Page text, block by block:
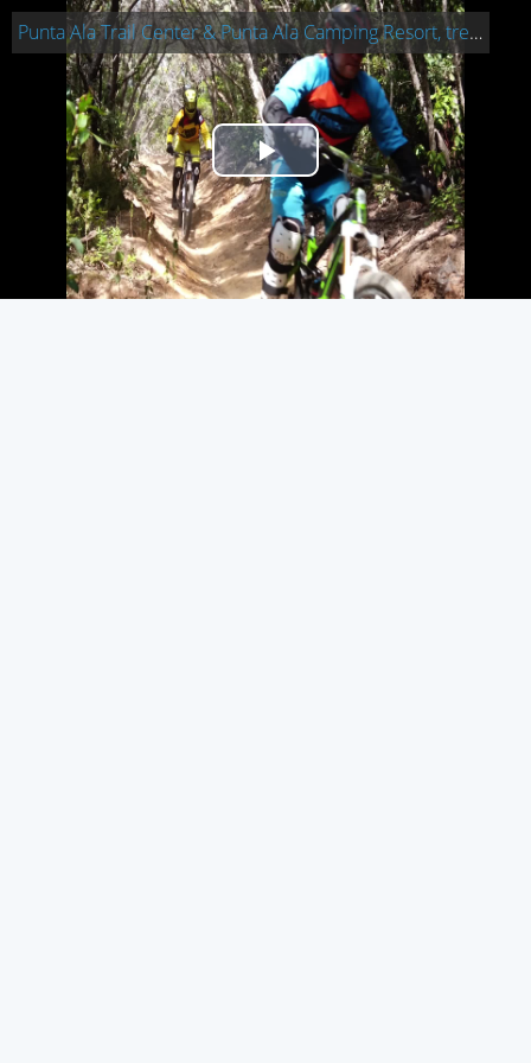
Punta Ala Trail Center & Punta Ala Camping Resort, tre giorni di mare…
Play
Video